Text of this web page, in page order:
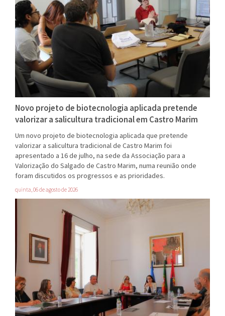
Novo projeto de biotecnologia aplicada pretende
valorizar a salicultura tradicional em Castro Marim
Um novo projeto de biotecnologia aplicada que pretende
valorizar a salicultura tradicional de Castro Marim foi
apresentado a 16 de julho, na sede da Associação para a
Valorização do Salgado de Castro Marim, numa reunião onde
foram discutidos os progressos e as prioridades.
quinta, 06 de agosto de 2026